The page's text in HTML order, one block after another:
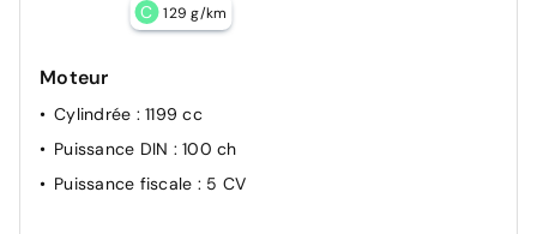
C 129 g/km
Moteur
Cylindrée : 1199 cc
Puissance DIN : 100 ch
Puissance fiscale : 5 CV